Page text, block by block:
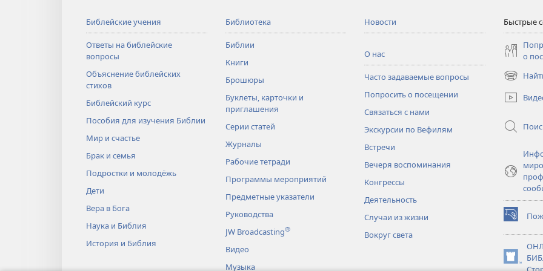
Библейские учения
Ответы на библейские
вопросы
Объяснение библейских
стихов
Библейский курс
Пособия для изучения Библии
Мир и счастье
Брак и семья
Подростки и молодёжь
Дети
Вера в Бога
Наука и Библия
История и Библия
Библиотека
Библии
Книги
Брошюры
Буклеты, карточки и
приглашения
Серии статей
Журналы
Рабочие тетради
Программы мероприятий
Предметные указатели
Руководства
JW Broadcasting®
Видео
Музыка
Новости
О нас
Часто задаваемые вопросы
Попросить о посещении
Связаться с нами
Экскурсии по Вефилям
Встречи
Вечеря воспоминания
Конгрессы
Деятельность
Случаи из жизни
Вокруг света
Быстрые
о
в
новом
в
новом
окне)